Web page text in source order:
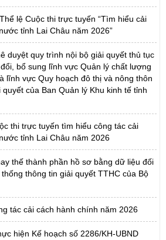
lệ Cuộc thi trực tuyến “Tìm hiểu cải
tỉnh Lai Châu năm 2026”
duyệt quy trình nội bộ giải quyết thủ tục
bổ sung lĩnh vực Quản lý chất lượng
lĩnh vực Quy hoạch đô thị và nông thôn
của Ban Quản lý Khu kinh tế tỉnh
thi trực tuyến tìm hiểu công tác cải
tỉnh Lai Châu năm 2026
thế thành phần hồ sơ bằng dữ liệu đối
thông tin giải quyết TTHC của Bộ
tác cải cách hành chính năm 2026
hiện Kế hoạch số 2286/KH-UBND